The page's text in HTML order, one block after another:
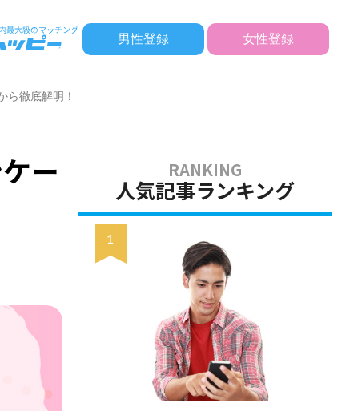
男性登録 女性登録
ら徹底解明！
ー
人気記事ランキング